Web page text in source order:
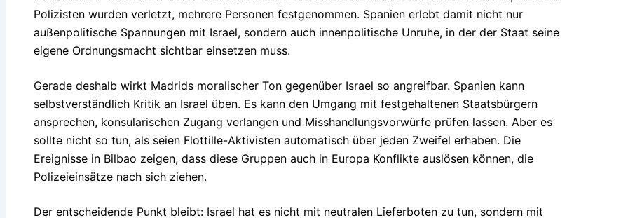
Polizisten wurden verletzt, mehrere Personen festgenommen. Spanien erlebt damit nicht nur
außenpolitische Spannungen mit Israel, sondern auch innenpolitische Unruhe, in der der Staat seine
eigene Ordnungsmacht sichtbar einsetzen muss.
Gerade deshalb wirkt Madrids moralischer Ton gegenüber Israel so angreifbar. Spanien kann
selbstverständlich Kritik an Israel üben. Es kann den Umgang mit festgehaltenen Staatsbürgern
ansprechen, konsularischen Zugang verlangen und Misshandlungsvorwürfe prüfen lassen. Aber es
sollte nicht so tun, als seien Flottille-Aktivisten automatisch über jeden Zweifel erhaben. Die
Ereignisse in Bilbao zeigen, dass diese Gruppen auch in Europa Konflikte auslösen können, die
Polizeieinsätze nach sich ziehen.
Der entscheidende Punkt bleibt: Israel hat es nicht mit neutralen Lieferboten zu tun, sondern mit